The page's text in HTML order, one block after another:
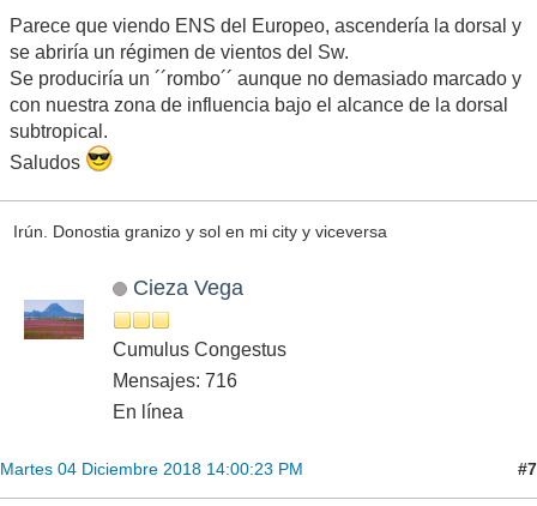
Parece que viendo ENS del Europeo, ascendería la dorsal y
se abriría un régimen de vientos del Sw.
Se produciría un ´´rombo´´ aunque no demasiado marcado y
con nuestra zona de influencia bajo el alcance de la dorsal
subtropical.
Saludos
Irún. Donostia granizo y sol en mi city y viceversa
Cieza Vega
Cumulus Congestus
Mensajes: 716
En línea
Martes 04 Diciembre 2018 14:00:23 PM #7